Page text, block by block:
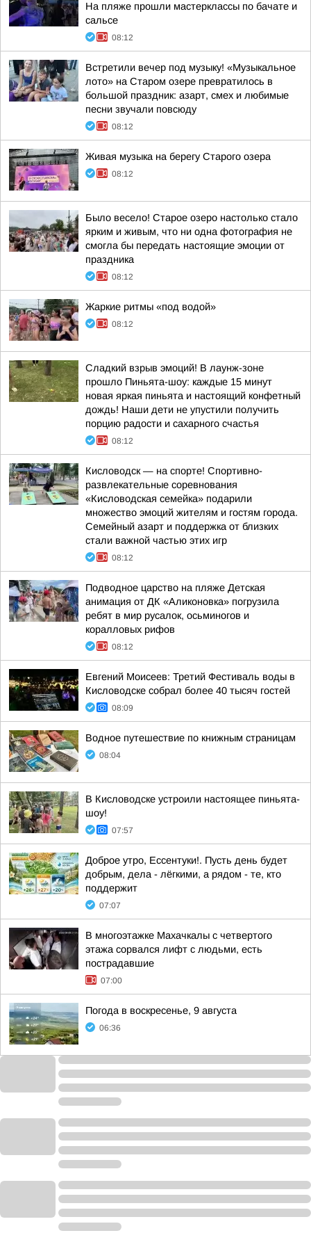
На пляже прошли мастерклассы по бачате и
сальсе
08:12
Встретили вечер под музыку! «Музыкальное
лото» на Старом озере превратилось в
большой праздник: азарт, смех и любимые
песни звучали повсюду
08:12
Живая музыка на берегу Старого озера
08:12
Было весело! Старое озеро настолько стало
ярким и живым, что ни одна фотография не
смогла бы передать настоящие эмоции от
праздника
08:12
Жаркие ритмы «под водой»
08:12
Сладкий взрыв эмоций! В лаунж-зоне
прошло Пиньята-шоу: каждые 15 минут
новая яркая пиньята и настоящий конфетный
дождь! Наши дети не упустили получить
порцию радости и сахарного счастья
08:12
Кисловодск — на спорте! Спортивно-
развлекательные соревнования
«Кисловодская семейка» подарили
множество эмоций жителям и гостям города.
Семейный азарт и поддержка от близких
стали важной частью этих игр
08:12
Подводное царство на пляже Детская
анимация от ДК «Аликоновка» погрузила
ребят в мир русалок, осьминогов и
коралловых рифов
08:12
Евгений Моисеев: Третий Фестиваль воды в
Кисловодске собрал более 40 тысяч гостей
08:09
Водное путешествие по книжным страницам
08:04
В Кисловодске устроили настоящее пиньята-
шоу!
07:57
Доброе утро, Ессентуки!. Пусть день будет
добрым, дела - лёгкими, а рядом - те, кто
поддержит
07:07
В многоэтажке Махачкалы с четвертого
этажа сорвался лифт с людьми, есть
пострадавшие
07:00
Погода в воскресенье, 9 августа
06:36